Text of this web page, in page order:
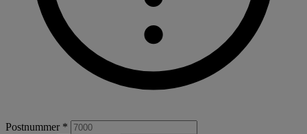
Postnummer *